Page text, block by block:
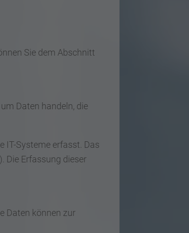
Sie dem Abschnitt
Daten handeln, die
IT-Systeme erfasst. Das
Die Erfassung dieser
Daten können zur